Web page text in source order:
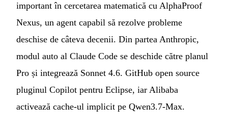
important în cercetarea matematică cu AlphaProof
Nexus, un agent capabil să rezolve probleme
deschise de câteva decenii. Din partea Anthropic,
modul auto al Claude Code se deschide către planul
Pro și integrează Sonnet 4.6. GitHub open source
pluginul Copilot pentru Eclipse, iar Alibaba
activează cache-ul implicit pe Qwen3.7-Max.